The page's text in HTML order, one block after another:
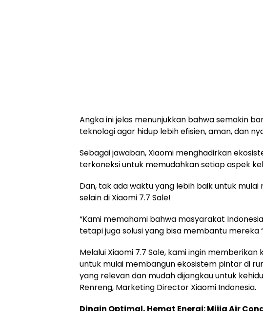
Angka ini jelas menunjukkan bahwa semakin
teknologi agar hidup lebih efisien, aman, dan
Sebagai jawaban, Xiaomi menghadirkan
terkoneksi untuk memudahkan setiap aspek
Dan, tak ada waktu yang lebih baik untuk
selain di Xiaomi 7.7 Sale!
“Kami memahami bahwa masyarakat
tetapi juga solusi yang bisa membantu mereka
Melalui Xiaomi 7.7 Sale, kami ingin
untuk mulai membangun ekosistem pintar di
yang relevan dan mudah dijangkau untuk
Renreng, Marketing Director Xiaomi Indonesia.